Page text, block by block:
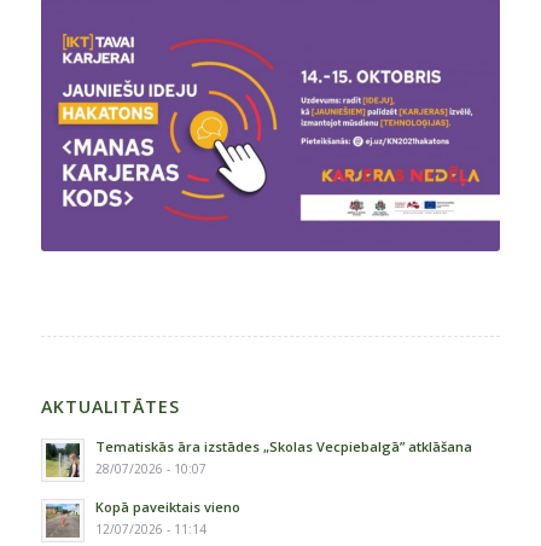
AKTUALITĀTES
Tematiskās āra izstādes „Skolas Vecpiebalgā” atklāšana
28/07/2026 - 10:07
Kopā paveiktais vieno
12/07/2026 - 11:14